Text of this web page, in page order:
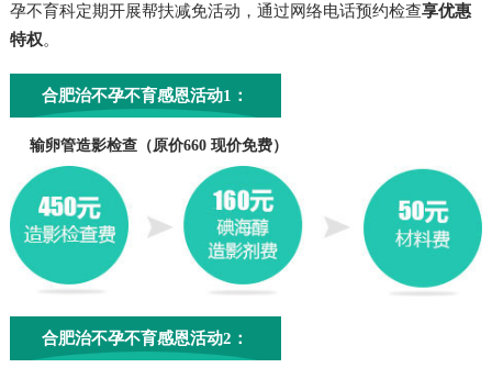
孕不育科定期开展帮扶减免活动，通过网络电话预约检查享优惠
特权。
合肥治不孕不育感恩活动1：
输卵管造影检查（原价660 现价免费）
合肥治不孕不育感恩活动2：